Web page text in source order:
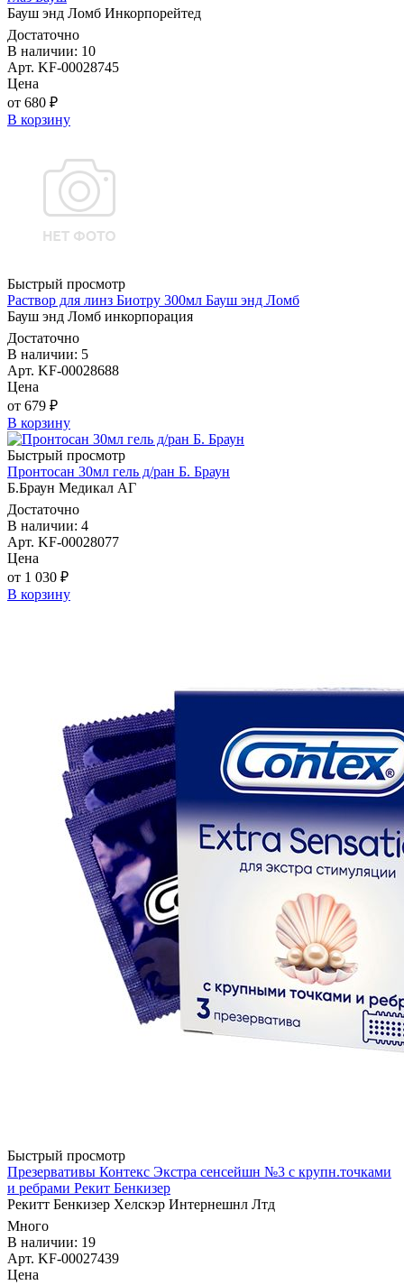
Бауш энд Ломб Инкорпорейтед
Достаточно
В наличии: 10
Арт. KF-00028745
Цена
от 680 ₽
В корзину
Быстрый просмотр
Раствор для линз Биотру 300мл Бауш энд Ломб
Бауш энд Ломб инкорпорация
Достаточно
В наличии: 5
Арт. KF-00028688
Цена
от 679 ₽
В корзину
Быстрый просмотр
Пронтосан 30мл гель д/ран Б. Браун
Б.Браун Медикал АГ
Достаточно
В наличии: 4
Арт. KF-00028077
Цена
от 1 030 ₽
В корзину
Быстрый просмотр
Презервативы Контекс Экстра сенсейшн №3 с крупн.точками
и ребрами Рекит Бенкизер
Рекитт Бенкизер Хелскэр Интернешнл Лтд
Много
В наличии: 19
Арт. KF-00027439
Цена